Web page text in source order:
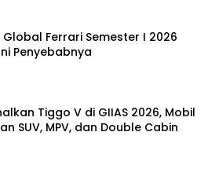
Global Ferrari Semester I 2026
Penyebabnya
Tiggo V di GIIAS 2026, Mobil
SUV, MPV, dan Double Cabin